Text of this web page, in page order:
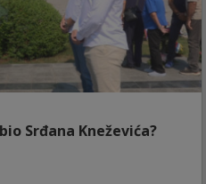
Srđana Kneževića?